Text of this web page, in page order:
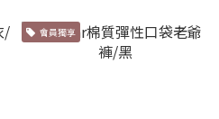
會員獨享